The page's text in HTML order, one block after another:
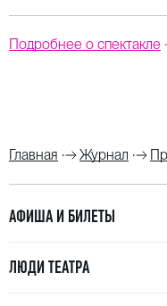
Подробнее о спектакле
Главная Журнал
АФИША И БИЛЕТЫ
ЛЮДИ ТЕАТРА